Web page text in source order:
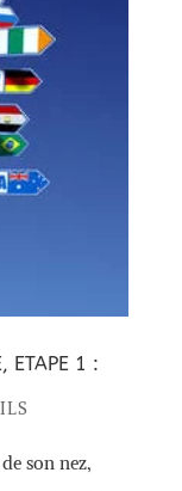
ETAPE 1 :
son nez,